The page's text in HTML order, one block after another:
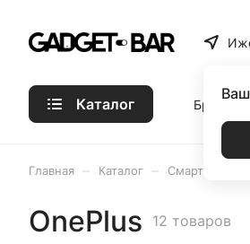
Каталог Бренды
Главная Каталог Смартфоны
OnePlus 12 товаров